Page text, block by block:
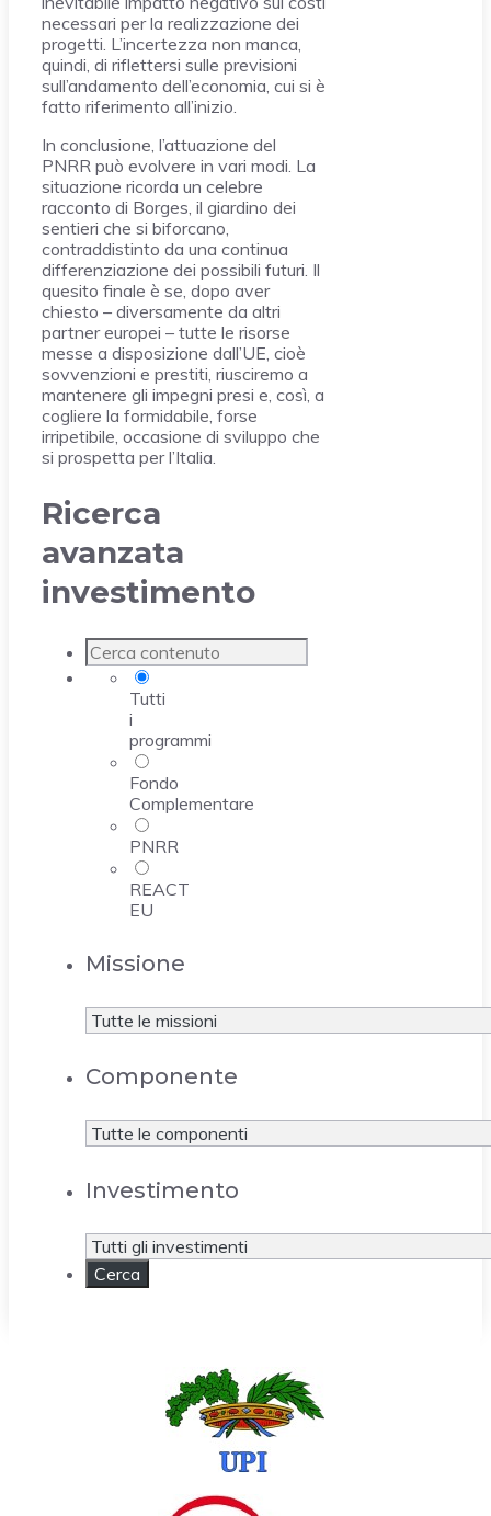
necessari per la realizzazione dei
progetti. L’incertezza non manca,
quindi, di riflettersi sulle previsioni
sull’andamento dell’economia, cui si è
fatto riferimento all’inizio.
In conclusione, l’attuazione del
PNRR può evolvere in vari modi. La
situazione ricorda un celebre
racconto di Borges, il giardino dei
sentieri che si biforcano,
contraddistinto da una continua
differenziazione dei possibili futuri. Il
quesito finale è se, dopo aver
chiesto – diversamente da altri
partner europei – tutte le risorse
messe a disposizione dall’UE, cioè
sovvenzioni e prestiti, riusciremo a
mantenere gli impegni presi e, così, a
cogliere la formidabile, forse
irripetibile, occasione di sviluppo che
si prospetta per l’Italia.
Ricerca
avanzata
investimento
Tutti
i
programmi
Fondo
Complementare
PNRR
REACT
EU
Missione
Componente
Investimento